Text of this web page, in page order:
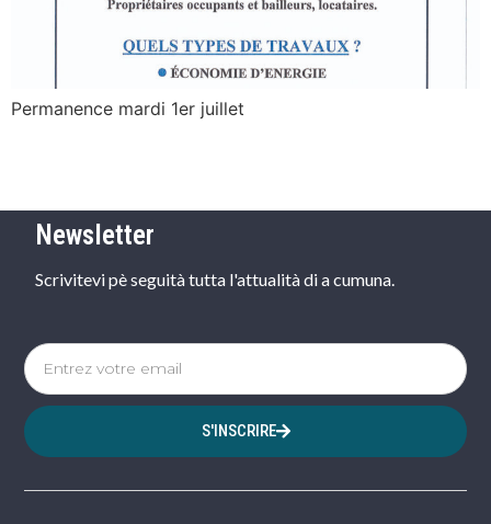
Permanence mardi 1er juillet
Newsletter
Scrivitevi pè seguità tutta l'attualità di a cumuna.
S'INSCRIRE